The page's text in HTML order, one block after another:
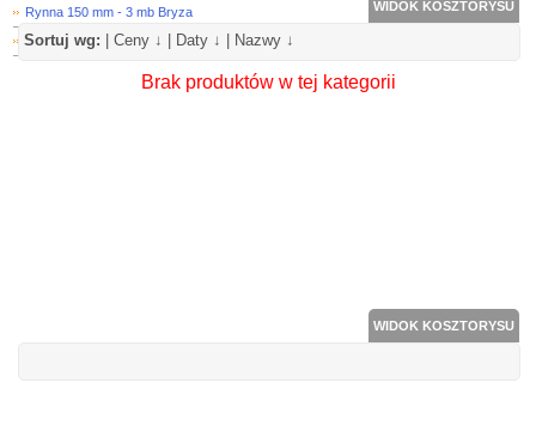
Rynna 150 mm - 3 mb Bryza
Hak PCV Rynny Bryza 75 mm
WIDOK KOSZTORYSU
Sortuj wg: |Ceny ↓ Daty ↓ Nazwy ↓
Brak produktów w tej kategorii
WIDOK KOSZTORYSU